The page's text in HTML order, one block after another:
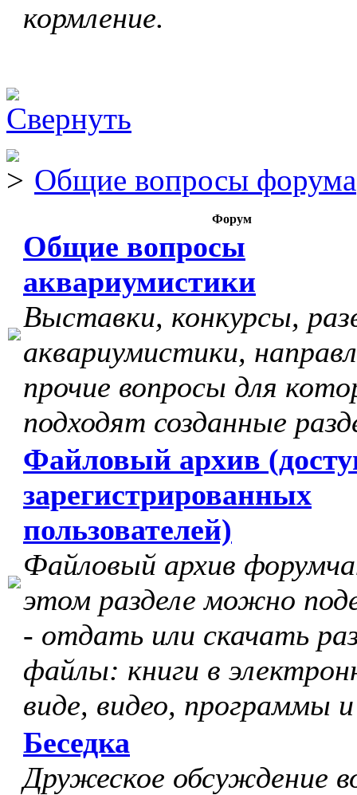
кормление.
Общие вопросы форума
Форум
Общие вопросы
аквариумистики
Выставки, конкурсы,
аквариумистики,
прочие вопросы для
подходят созданные
Файловый архив
зарегистрированных
пользователей)
Файловый архив
этом разделе можно
- отдать или скачать
файлы: книги в
виде, видео, программы
Беседка
Дружеское обсуждение